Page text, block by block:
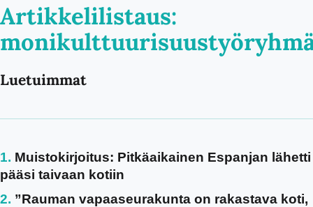
Artikkelilistaus:
Luetuimmat
Muistokirjoitus: Pitkäaikainen Espanjan lähetti
pääsi taivaan kotiin
”Rauman vapaaseurakunta on rakastava koti,